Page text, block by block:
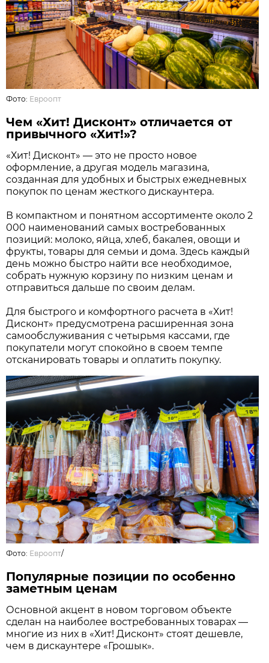
Фото: Евроопт
Чем «Хит! Дисконт» отличается от
привычного «Хит!»?
«Хит! Дисконт» — это не просто новое
оформление, а другая модель магазина,
созданная для удобных и быстрых ежедневных
покупок по ценам жесткого дискаунтера.
В компактном и понятном ассортименте около 2
000 наименований самых востребованных
позиций: молоко, яйца, хлеб, бакалея, овощи и
фрукты, товары для семьи и дома. Здесь каждый
день можно быстро найти все необходимое,
собрать нужную корзину по низким ценам и
отправиться дальше по своим делам.
Для быстрого и комфортного расчета в «Хит!
Дисконт» предусмотрена расширенная зона
самообслуживания с четырьмя кассами, где
покупатели могут спокойно в своем темпе
отсканировать товары и оплатить покупку.
Фото: Евроопт/
Популярные позиции по особенно
заметным ценам
Основной акцент в новом торговом объекте
сделан на наиболее востребованных товарах —
многие из них в «Хит! Дисконт» стоят дешевле,
чем в дискаунтере «Грошык».